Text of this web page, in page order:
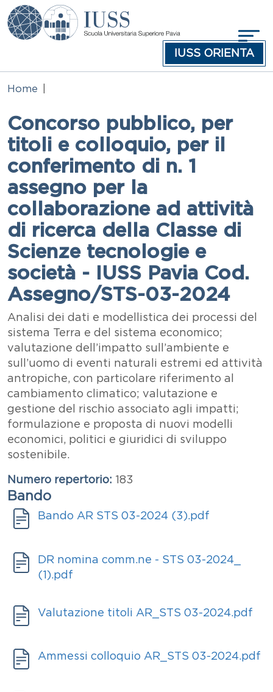
Salta al contenuto principale
IUSS ORIENTA
Home
Concorso pubblico, per
titoli e colloquio, per il
conferimento di n. 1
assegno per la
collaborazione ad attività
di ricerca della Classe di
Scienze tecnologie e
società - IUSS Pavia Cod.
Assegno/STS-03-2024
Abstract
Analisi dei dati e modellistica dei processi del
sistema Terra e del sistema economico;
valutazione dell’impatto sull’ambiente e
sull’uomo di eventi naturali estremi ed attività
antropiche, con particolare riferimento al
cambiamento climatico; valutazione e
gestione del rischio associato agli impatti;
formulazione e proposta di nuovi modelli
economici, politici e giuridici di sviluppo
sostenibile.
Numero repertorio 183
Bando
Bando
Documento
Bando AR STS 03-2024 (3).pdf
Documenti
Allegati
Documento
DR nomina comm.ne - STS 03-2024_
(1).pdf
Allegati
Documento
Valutazione titoli AR_STS 03-2024.pdf
Allegati
Documento
Ammessi colloquio AR_STS 03-2024.pdf